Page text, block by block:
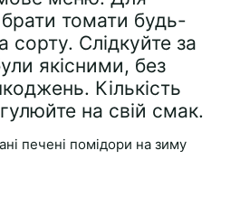
брати томати будь-
сорту. Слідкуйте за
якісними, без
Кількість
на свій смак.